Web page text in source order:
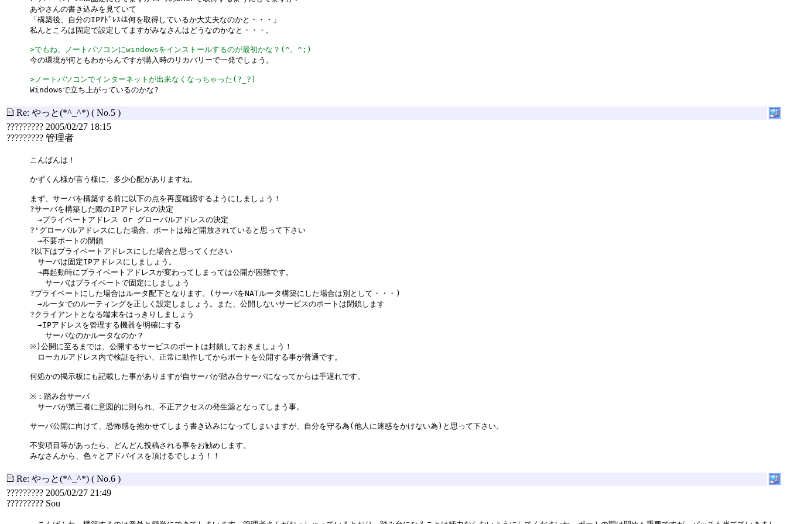
あやさんの書き込みを見ていて
「構築後、自分のIPｱﾄﾞﾚｽは何を取得しているか大丈夫なのかと・・・」
私んところは固定で設定してますがみなさんはどうなのかなと・・・。
>でもね、ノートパソコンにwindowsをインストールするのが最初かな？(^。^;)
今の環境が何ともわからんですが購入時のリカバリーで一発でしょう。
>ノートパソコンでインターネットが出来なくなっちゃった(?_?)
Windowsで立ち上がっているのかな?
Re: やっと(*^_^*) ( No.5 )
????????? 2005/02/27 18:15
????????? 管理者
こんばんは！
かずくん様が言う様に、多少心配がありますね。
まず、サーバを構築する前に以下の点を再度確認するようにしましょう！
?サーバを構築した際のIPアドレスの決定
→プライベートアドレス Or グローバルアドレスの決定
?'グローバルアドレスにした場合、ポートは殆ど開放されていると思って下さい
→不要ポートの閉鎖
?以下はプライベートアドレスにした場合と思ってください
サーバは固定IPアドレスにしましょう。
→再起動時にプライベートアドレスが変わってしまっては公開が困難です。
サーバはプライベートで固定にしましょう
?プライベートにした場合はルータ配下となります。(サーバをNATルータ構築にした場合は別として・・・)
→ルータでのルーティングを正しく設定しましょう。また、公開しないサービスのポートは閉鎖します
?クライアントとなる端末をはっきりしましょう
→IPアドレスを管理する機器を明確にする
サーバなのかルータなのか？
※)公開に至るまでは、公開するサービスのポートは封鎖しておきましょう！
ローカルアドレス内で検証を行い、正常に動作してからポートを公開する事が普通です。
何処かの掲示板にも記載した事がありますが自サーバが踏み台サーバになってからは手遅れです。
※：踏み台サーバ
サーバが第三者に意図的に則られ、不正アクセスの発生源となってしまう事。
サーバ公開に向けて、恐怖感を抱かせてしまう書き込みになってしまいますが、自分を守る為(他人に迷惑をかけない為)と思って下さい。
不安項目等があったら、どんどん投稿される事をお勧めします。
みなさんから、色々とアドバイスを頂けるでしょう！！
Re: やっと(*^_^*) ( No.6 )
????????? 2005/02/27 21:49
????????? Sou